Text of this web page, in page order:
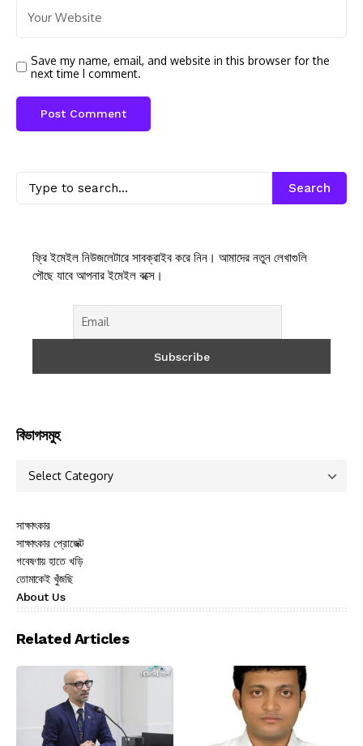
Save my name, email, and website in this browser for the
next time I comment.
Search
ফ্রি ইমেইল নিউজলেটারে সাবক্রাইব করে নিন। আমাদের নতুন লেখাগুলি
পৌছে যাবে আপনার ইমেইল বক্সে।
বিভাগসমুহ
সাক্ষাৎকার
সাক্ষাৎকার প্রোজেক্ট
গবেষণায় হাতে খড়ি
তোমাকেই খুঁজছি
About Us
Related Articles